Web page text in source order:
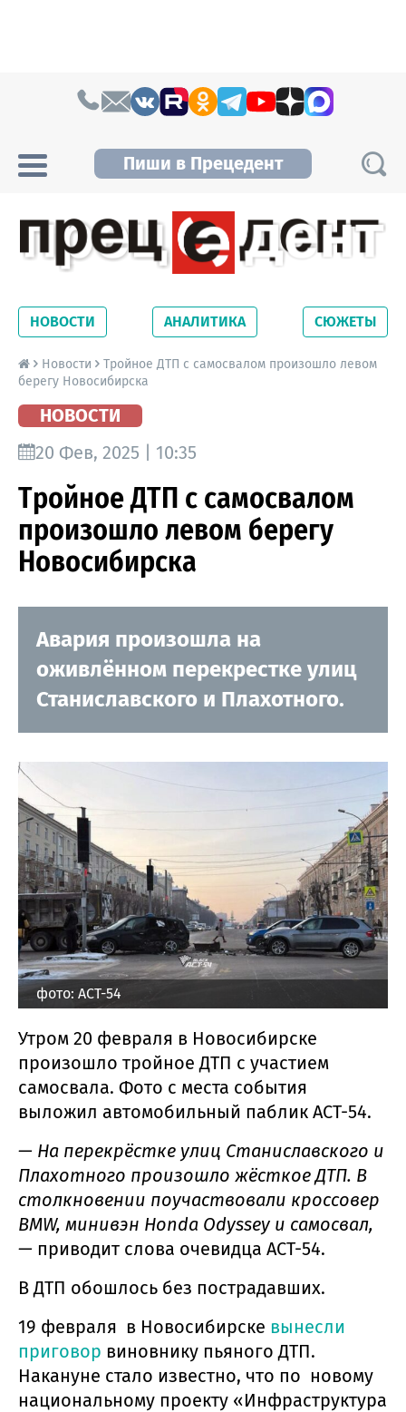
Пиши в Прецедент
Новосибирской области. Читайте свежие
новости на сайте сетевого издания
Precedent.
НОВОСТИ АНАЛИТИКА СЮЖЕТЫ
Новости
Тройное ДТП с самосвалом произошло левом
берегу Новосибирска
НОВОСТИ
20 Фев, 2025 | 10:35
Тройное ДТП с самосвалом
произошло левом берегу
Новосибирска
Авария произошла на
оживлённом перекрестке улиц
Станиславского и Плахотного.
фото: АСТ-54
Утром 20 февраля в Новосибирске
произошло тройное ДТП с участием
самосвала. Фото с места события
выложил автомобильный паблик АСТ-54.
— На перекрёстке улиц Станиславского и
Плахотного произошло жёсткое ДТП. В
столкновении поучаствовали кроссовер
BMW, минивэн Honda Odyssey и самосвал,
— приводит слова очевидца АСТ-54.
В ДТП обошлось без пострадавших.
19 февраля в Новосибирске вынесли
приговор виновнику пьяного ДТП.
Накануне стало известно, что по новому
национальному проекту «Инфраструктура